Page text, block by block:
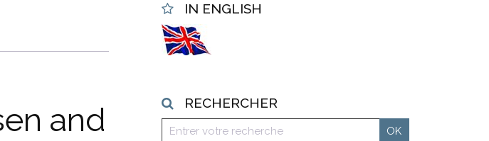
and
IN ENGLISH
RECHERCHER